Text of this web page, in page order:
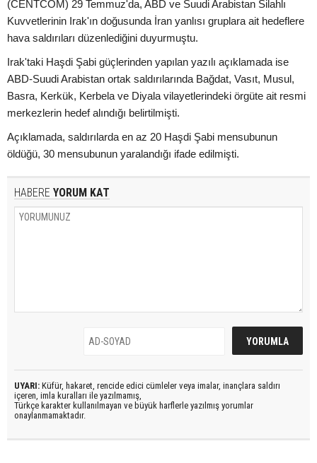
(CENTCOM) 29 Temmuz'da, ABD ve Suudi Arabistan Silahlı
Kuvvetlerinin Irak'ın doğusunda İran yanlısı gruplara ait hedeflere
hava saldırıları düzenlediğini duyurmuştu.
Irak'taki Haşdi Şabi güçlerinden yapılan yazılı açıklamada ise
ABD-Suudi Arabistan ortak saldırılarında Bağdat, Vasıt, Musul,
Basra, Kerkük, Kerbela ve Diyala vilayetlerindeki örgüte ait resmi
merkezlerin hedef alındığı belirtilmişti.
Açıklamada, saldırılarda en az 20 Haşdi Şabi mensubunun
öldüğü, 30 mensubunun yaralandığı ifade edilmişti.
HABERE YORUM KAT
UYARI: Küfür, hakaret, rencide edici cümleler veya imalar, inançlara saldırı
içeren, imla kuralları ile yazılmamış,
Türkçe karakter kullanılmayan ve büyük harflerle yazılmış yorumlar
onaylanmamaktadır.